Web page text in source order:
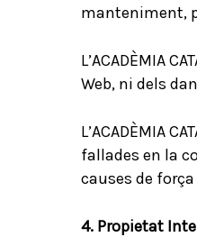
manteniment,
L’ACADÈMIA
Web, ni dels
L’ACADÈMIA
fallades en la
causes de
4. Propietat